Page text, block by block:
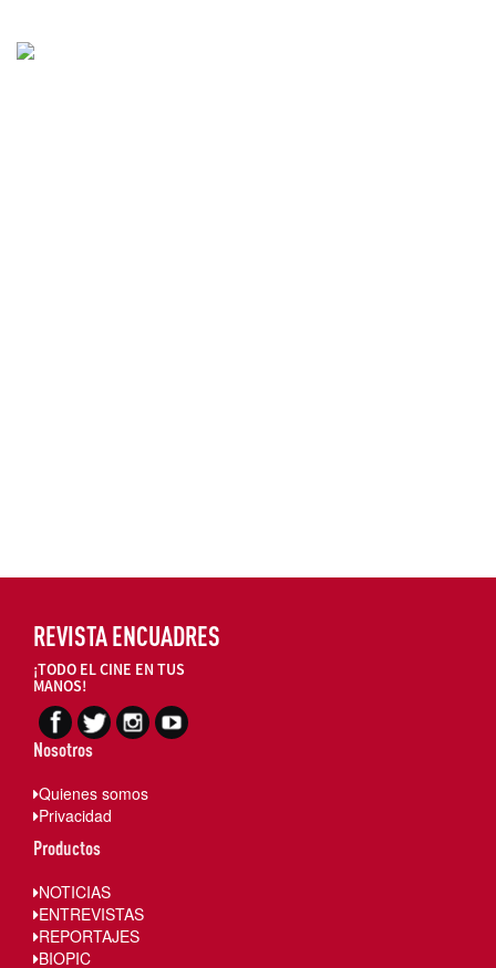
REVISTA ENCUADRES
¡TODO EL CINE EN TUS
MANOS!
Nosotros
Quienes somos
Privacidad
Productos
NOTICIAS
ENTREVISTAS
REPORTAJES
BIOPIC